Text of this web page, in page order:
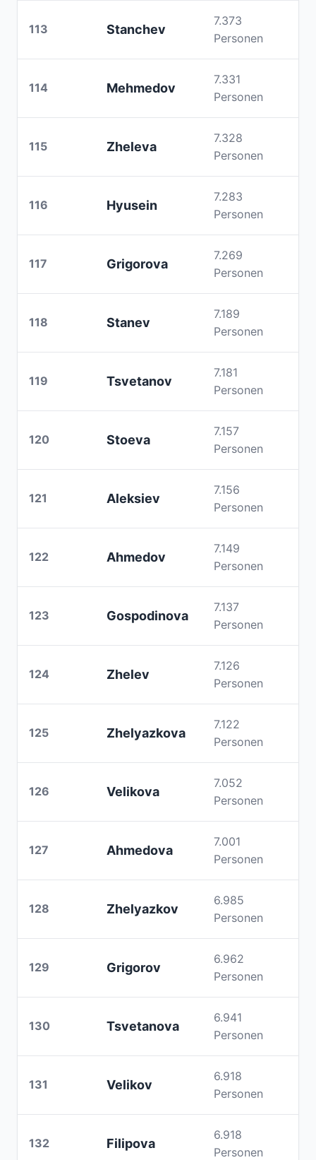
113 Stanchev
7.373
Personen
114 Mehmedov
7.331
Personen
115 Zheleva
7.328
Personen
116 Hyusein
7.283
Personen
117 Grigorova
7.269
Personen
118 Stanev
7.189
Personen
119 Tsvetanov
7.181
Personen
120 Stoeva
7.157
Personen
121 Aleksiev
7.156
Personen
122 Ahmedov
7.149
Personen
123 Gospodinova
7.137
Personen
124 Zhelev
7.126
Personen
125 Zhelyazkova
7.122
Personen
126 Velikova
7.052
Personen
127 Ahmedova
7.001
Personen
128 Zhelyazkov
6.985
Personen
129 Grigorov
6.962
Personen
130 Tsvetanova
6.941
Personen
131 Velikov
6.918
Personen
132 Filipova
6.918
Personen